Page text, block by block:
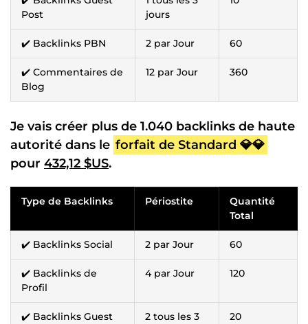
Post
jours
✔️ Backlinks PBN 2 par Jour 60
✔️ Commentaires de
Blog
12 par Jour 360
Je vais créer plus de 1.040 backlinks de haute
autorité dans le forfait de Standard 💎💎
pour 432,12 $US.
Type de Backlinks Périostite
Quantité
Total
✔️ Backlinks Social 2 par Jour 60
✔️ Backlinks de
Profil
4 par Jour 120
✔️ Backlinks Guest
2 tous les 3
20